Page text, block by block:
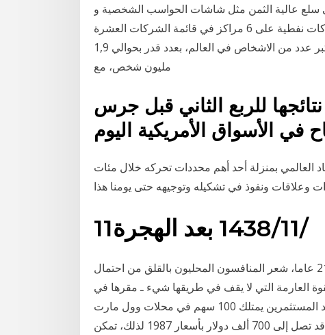
عالية الثمن مثل شاشات الحواسب الشخصية و
أجهزة تلفاز وقد دفع ارتفاع اسعار النفط الى تربع 6 شركات نفطية على 6 مراكز في قائمة الشركات العشرة
الاولى. وبلغت إيرادات «وول مارت»، التي توظف أكبر عدد من الاشخاص في العالم، بعدد قدر بحوالي 1,9
مليون شخص، مع
للربع الثاني قبل جرس
العالمي بمنزلة أحد أهم محددات تحركه خلال مئات
11‏‏/11‏‏/1438 بعد الهجرة
عندما وصلت شركة وول مارت إلى بريطانيا قبل 21 عاما، شعر المنافسون المحليون بالقلق من احتمال
العارمة التي لا يقف في طريقها شيء ـ مقرها في
أركنسو ـ كانت في ذلك الوقت فلو فرضنا أن هناك أحد المستثمرين يمتلك 100 سهم في محلات وول مارت
بقيمة 1650 دولاراً في عام ،1970 فإن قيمة أسهمه قد تصل إلى 700 ألف دولار بأسعار 1987 لذلك، تمكن